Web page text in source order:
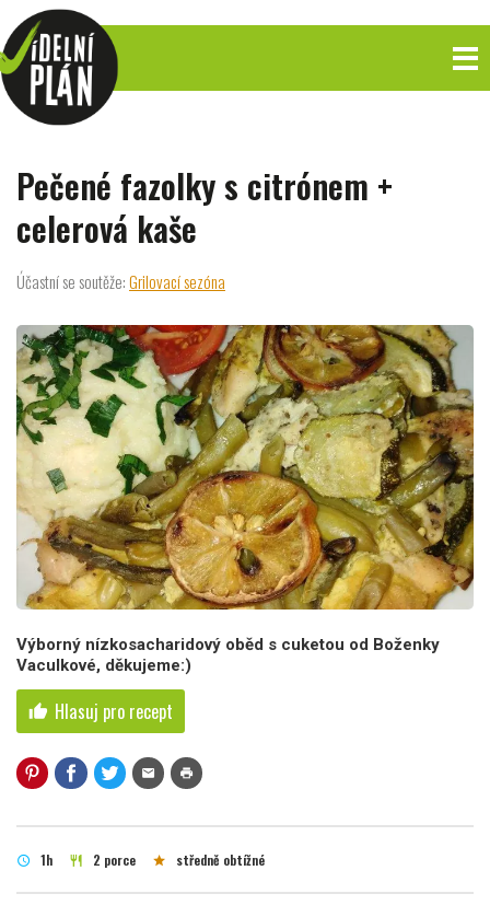
Pečené fazolky s citrónem +
celerová kaše
Účastní se soutěže:Grilovací sezóna
Výborný nízkosacharidový oběd s cuketou od Boženky
Vaculkové, děkujeme:)
thumb_up Hlasuj pro recept
mail print
schedule 1h restaurant 2 porce star středně obtížné